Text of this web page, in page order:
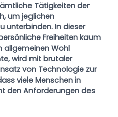
Tätigkeiten der
um jeglichen
unterbinden. In dieser
Freiheiten kaum
allgemeinen Wohl
wird mit brutaler
von Technologie zur
viele Menschen in
den Anforderungen des